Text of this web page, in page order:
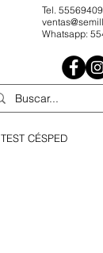
Tel.
Whatsapp:
TEST CÉSPED